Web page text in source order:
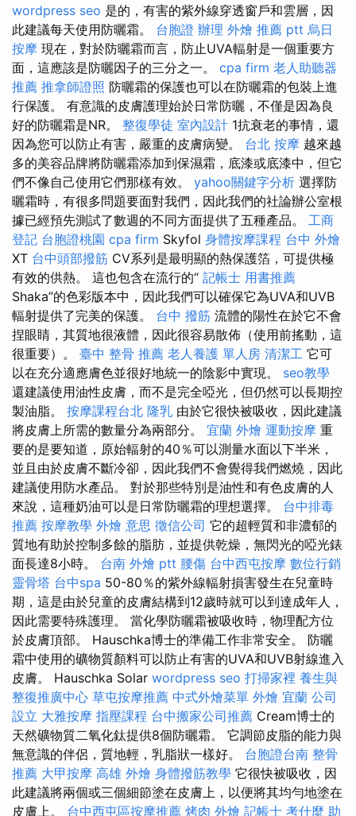
wordpress seo 是的，有害的紫外線穿透窗戶和雲層，因
此建議每天使用防曬霜。 台胞證 辦理 外燴 推薦 ptt 烏日
按摩 現在，對於防曬霜而言，防止UVA輻射是一個重要方
面，這應該是防曬因子的三分之一。 cpa firm 老人助聽器
推薦 推拿師證照 防曬霜的保護也可以在防曬霜的包裝上進
行保護。 有意識的皮膚護理始於日常防曬，不僅是因為良
好的防曬霜是NR。 整復學徒 室內設計 1抗衰老的事情，還
因為您可以防止有害，嚴重的皮膚病變。 台北 按摩 越來越
多的美容品牌將防曬霜添加到保濕霜，底漆或底漆中，但它
們不像自己使用它們那樣有效。 yahoo關鍵字分析 選擇防
曬霜時，有很多問題要面對我們，因此我們的社論辦公室根
據已經預先測試了數週的不同方面提供了五種產品。 工商
登記 台胞證桃園 cpa firm Skyfol 身體按摩課程 台中 外燴
XT 台中頭部撥筋 CV系列是最明顯的熱保護箔，可提供極
有效的供熱。 這也包含在流行的“ 記帳士 用書推薦
Shaka”的色彩版本中，因此我們可以確保它為UVA和UVB
輻射提供了完美的保護。 台中 撥筋 流體的陽性在於它不會
捏眼睛，其質地很液體，因此很容易散佈（使用前搖動，這
很重要）。 臺中 整骨 推薦 老人養護 單人房 清潔工 它可
以在充分適應膚色並很好地統一的陰影中實現。 seo教學
還建議使用油性皮膚，而不是完全啞光，但仍然可以長期控
製油脂。 按摩課程台北 隆乳 由於它很快被吸收，因此建議
將皮膚上所需的數量分為兩部分。 宜蘭 外燴 運動按摩 重
要的是要知道，原始輻射的40％可以測量水面以下半米，
並且由於皮膚不斷冷卻，因此我們不會覺得我們燃燒，因此
建議使用防水產品。 對於那些特別是油性和有色皮膚的人
來說，這種奶油可以是日常防曬霜的理想選擇。 台中排毒
推薦 按摩教學 外燴 意思 徵信公司 它的超輕質和非濃郁的
質地有助於控制多餘的脂肪，並提供乾燥，無閃光的啞光錶
面長達8小時。 台南 外燴 ptt 腰傷 台中西屯按摩 數位行銷
靈骨塔 台中spa 50-80％的紫外線輻射損害發生在兒童時
期，這是由於兒童的皮膚結構到12歲時就可以到達成年人，
因此需要特殊護理。 當化學防曬霜被吸收時，物理配方位
於皮膚頂部。 Hauschka博士的準備工作非常安全。 防曬
霜中使用的礦物質顏料可以防止有害的UVA和UVB射線進入
皮膚。 Hauschka Solar wordpress seo 打掃家裡 養生與
整復推廣中心 草屯按摩推薦 中式外燴菜單 外燴 宜蘭 公司
設立 大雅按摩 指壓課程 台中搬家公司推薦 Cream博士的
天然礦物質二氧化鈦提供8個防曬霜。 它調節皮脂的能力與
無意識的伴侶，質地輕，乳脂狀一樣好。 台胞證台南 整骨
推薦 大甲按摩 高雄 外燴 身體撥筋教學 它很快被吸收，因
此建議將兩個或三個細節塗在皮膚上，以便將其均勻地塗在
皮膚上。 台中西屯區按摩推薦 烤肉 外燴 記帳士 考什麼 助